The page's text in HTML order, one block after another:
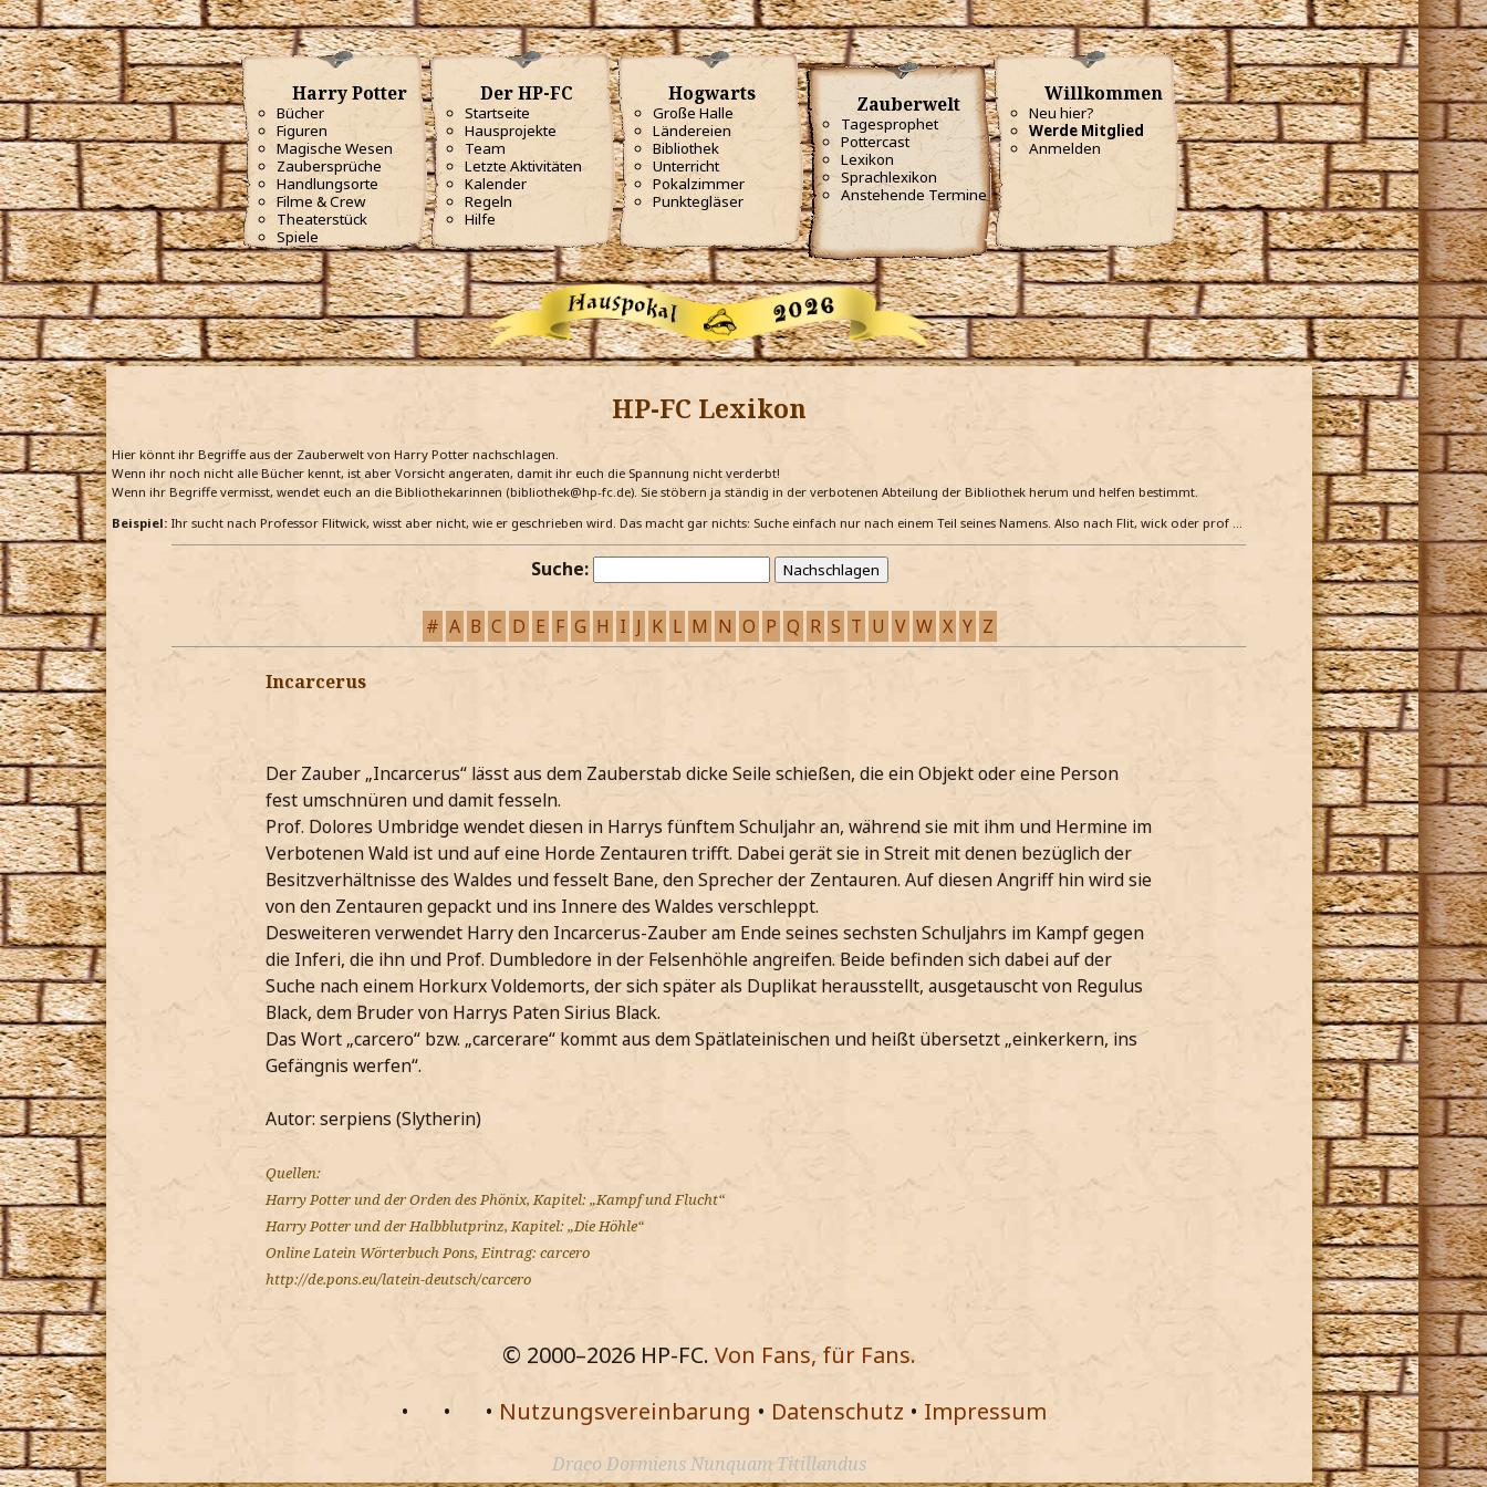
Harry Potter
Bücher
Figuren
Magische Wesen
Zaubersprüche
Handlungsorte
Filme & Crew
Theaterstück
Spiele
Der HP-FC
Startseite
Hausprojekte
Team
Letzte Aktivitäten
Kalender
Regeln
Hilfe
Hogwarts
Große Halle
Ländereien
Bibliothek
Unterricht
Pokalzimmer
Punktegläser
Zauberwelt
Tagesprophet
Pottercast
Lexikon
Sprachlexikon
Anstehende Termine
Willkommen
Neu hier?
Werde Mitglied
Anmelden
HP-FC Lexikon
Hier könnt ihr Begriffe aus der Zauberwelt von Harry Potter nachschlagen.
Wenn ihr noch nicht alle Bücher kennt, ist aber Vorsicht angeraten, damit ihr euch die Spannung nicht verderbt!
Wenn ihr Begriffe vermisst, wendet euch an die Bibliothekarinnen (bibliothek@hp-fc.de). Sie stöbern ja ständig in der verbotenen Abteilung der Bibliothek herum und helfen bestimmt.
Beispiel: Ihr sucht nach Professor Flitwick, wisst aber nicht, wie er geschrieben wird. Das macht gar nichts: Suche einfach nur nach einem Teil seines Namens. Also nach Flit, wick oder prof …
Suche:
# A B C D E F G H I J K L M N O P Q R S T U V W X Y Z
Incarcerus
Der Zauber „Incarcerus“ lässt aus dem Zauberstab dicke Seile schießen, die ein Objekt oder eine Person
fest umschnüren und damit fesseln.
Prof. Dolores Umbridge wendet diesen in Harrys fünftem Schuljahr an, während sie mit ihm und Hermine im
Verbotenen Wald ist und auf eine Horde Zentauren trifft. Dabei gerät sie in Streit mit denen bezüglich der
Besitzverhältnisse des Waldes und fesselt Bane, den Sprecher der Zentauren. Auf diesen Angriff hin wird sie
von den Zentauren gepackt und ins Innere des Waldes verschleppt.
Desweiteren verwendet Harry den Incarcerus-Zauber am Ende seines sechsten Schuljahrs im Kampf gegen
die Inferi, die ihn und Prof. Dumbledore in der Felsenhöhle angreifen. Beide befinden sich dabei auf der
Suche nach einem Horkurx Voldemorts, der sich später als Duplikat herausstellt, ausgetauscht von Regulus
Black, dem Bruder von Harrys Paten Sirius Black.
Das Wort „carcero“ bzw. „carcerare“ kommt aus dem Spätlateinischen und heißt übersetzt „einkerkern, ins
Gefängnis werfen“.
Autor: serpiens (Slytherin)
Quellen:
Harry Potter und der Orden des Phönix, Kapitel: „Kampf und Flucht“
Harry Potter und der Halbblutprinz, Kapitel: „Die Höhle“
Online Latein Wörterbuch Pons, Eintrag: carcero
http://de.pons.eu/latein-deutsch/carcero
© 2000–2026 HP-FC. Von Fans, für Fans.
•
• • Nutzungsvereinbarung • Datenschutz • Impressum
Draco Dormiens Nunquam Titillandus